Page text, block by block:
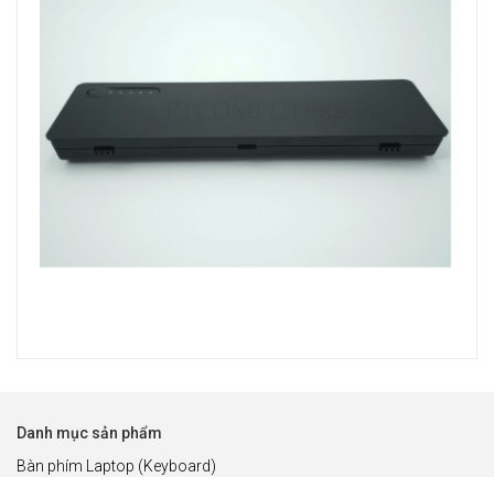
Danh mục sản phẩm
Bàn phím Laptop (Keyboard)